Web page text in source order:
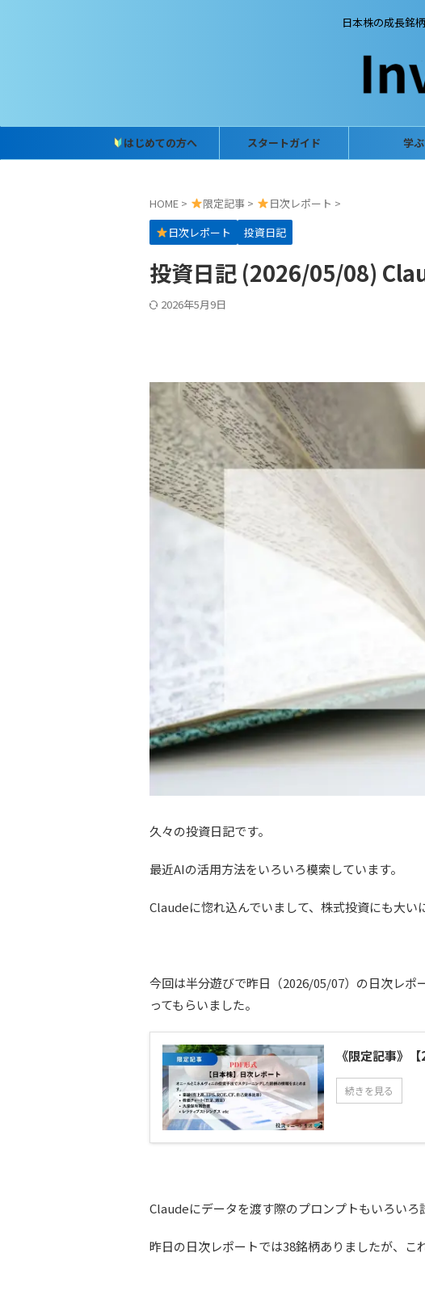
日本株の成長銘
はじめての方へ スタートガイド 学ぶ
HOME > 限定記事 > 日次レポート >
日次レポート
投資日記
投資日記 (2026/05/08)
2026年5月9日
久々の投資日記です。
最近AIの活用方法をいろいろ模索しています。
Claudeに惚れ込んでいまして、株式投資にも大い
今回は半分遊びで昨日（2026/05/07）の日次レ
ってもらいました。
《限定記事》
続きを見る
Claudeにデータを渡す際のプロンプトもいろいろ
昨日の日次レポートでは38銘柄ありましたが、こ